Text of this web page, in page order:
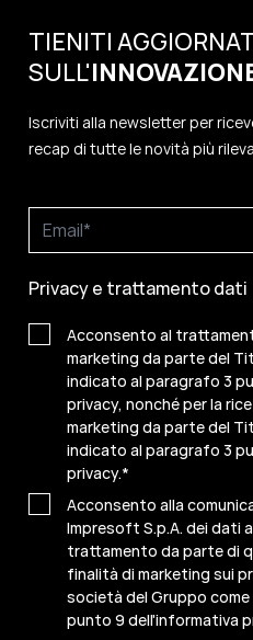
TIENITI
SULL'
Iscriviti alla newsletter per
recap di tutte le novità più
Privacy e trattamento dati
Acconsento al
marketing da parte del
indicato al paragrafo 3
privacy, nonché per la
marketing da parte del
indicato al paragrafo 3
privacy.*
Acconsento alla
Impresoft S.p.A. dei dati
trattamento da parte di
finalità di marketing sui
società del Gruppo
punto 9 dell'informativa